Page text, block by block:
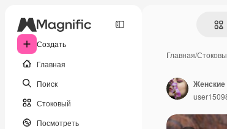
Создать
Главная
Поиск
Стоковый
Посмотреть
Главная/